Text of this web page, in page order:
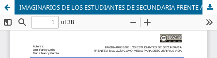
IMAGINARIOS DE LOS ESTUDIANTES DE SECUNDARIA FRENTE A BIOLOGÍA COMO MEDIO PARA DESCUBRIR LA VIDA